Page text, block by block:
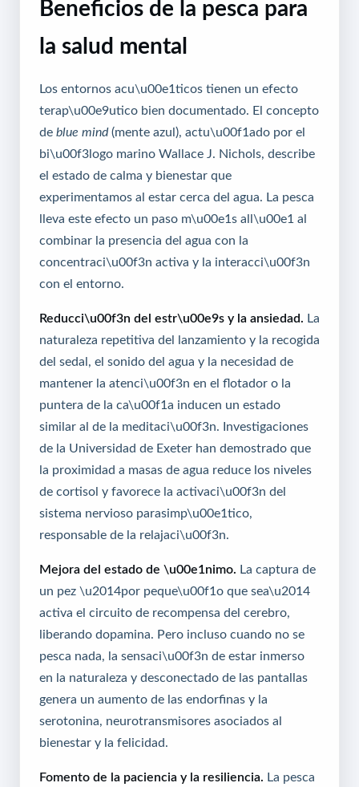
Beneficios de la pesca para
la salud mental
Los entornos acu\u00e1ticos tienen un efecto
terap\u00e9utico bien documentado. El concepto
de blue mind(mente azul), actu\u00f1ado por el
bi\u00f3logo marino Wallace J. Nichols, describe
el estado de calma y bienestar que
experimentamos al estar cerca del agua. La pesca
lleva este efecto un paso m\u00e1s all\u00e1 al
combinar la presencia del agua con la
concentraci\u00f3n activa y la interacci\u00f3n
con el entorno.
Reducci\u00f3n del estr\u00e9s y la ansiedad. La
naturaleza repetitiva del lanzamiento y la recogida
del sedal, el sonido del agua y la necesidad de
mantener la atenci\u00f3n en el flotador o la
puntera de la ca\u00f1a inducen un estado
similar al de la meditaci\u00f3n. Investigaciones
de la Universidad de Exeter han demostrado que
la proximidad a masas de agua reduce los niveles
de cortisol y favorece la activaci\u00f3n del
sistema nervioso parasimp\u00e1tico,
responsable de la relajaci\u00f3n.
Mejora del estado de \u00e1nimo. La captura de
un pez \u2014por peque\u00f1o que sea\u2014
activa el circuito de recompensa del cerebro,
liberando dopamina. Pero incluso cuando no se
pesca nada, la sensaci\u00f3n de estar inmerso
en la naturaleza y desconectado de las pantallas
genera un aumento de las endorfinas y la
serotonina, neurotransmisores asociados al
bienestar y la felicidad.
Fomento de la paciencia y la resiliencia. La pesca